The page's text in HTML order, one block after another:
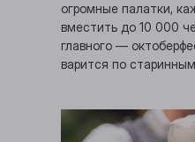
огромные палатки,
вместить до 10 000
главного —
варится по